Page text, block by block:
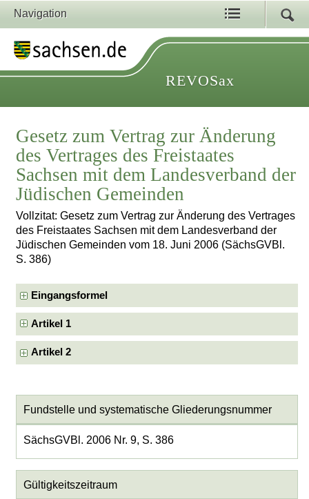
Navigation
REVOSax
Gesetz zum Vertrag zur Änderung
des Vertrages des Freistaates
Sachsen mit dem Landesverband der
Jüdischen Gemeinden
Vollzitat: Gesetz zum Vertrag zur Änderung des Vertrages
des Freistaates Sachsen mit dem Landesverband der
Jüdischen Gemeinden vom 18. Juni 2006 (SächsGVBl.
S. 386)
Eingangsformel
Artikel 1
Artikel 2
Fundstelle und systematische Gliederungsnummer
SächsGVBl. 2006 Nr. 9, S. 386
Gültigkeitszeitraum